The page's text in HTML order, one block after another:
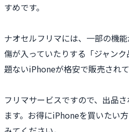
すめです。
ナオセルフリマには、一部の機
傷が入っていたりする「ジャン
題ないiPhoneが格安で販売され
フリマサービスですので、出品
ます。お得にiPhoneを買いたい